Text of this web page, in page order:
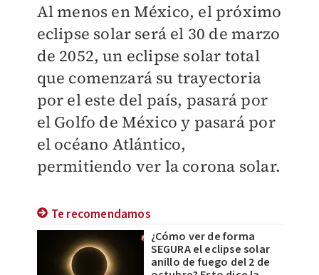
Al menos en México, el próximo
eclipse solar será el 30 de marzo
de 2052, un eclipse solar total
que comenzará su trayectoria
por el este del país, pasará por
el Golfo de México y pasará por
el océano Atlántico,
permitiendo ver la corona solar.
Te recomendamos
¿Cómo ver de forma
SEGURA el eclipse solar
anillo de fuego del 2 de